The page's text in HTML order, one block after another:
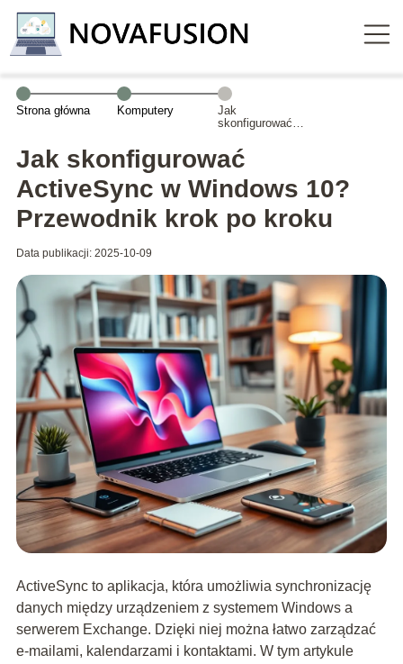
Strona główna Komputery
Jak
skonfigurować
Windows 10?
Przewodnik krok
Jak skonfigurować
ActiveSync w Windows 10?
Przewodnik krok po kroku
Data publikacji: 2025-10-09
ActiveSync to aplikacja, która umożliwia synchronizację
danych między urządzeniem z systemem Windows a
serwerem Exchange. Dzięki niej można łatwo zarządzać
e-mailami, kalendarzami i kontaktami. W tym artykule